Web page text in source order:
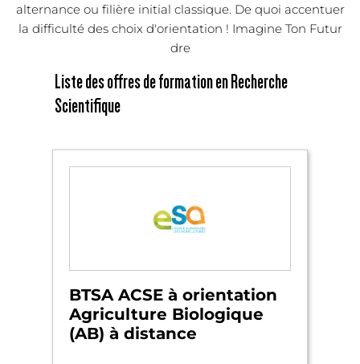
alternance ou filière initial classique. De quoi accentuer
la difficulté des choix d'orientation ! Imagine Ton Futur
dre
Liste des offres de formation en Recherche
Scientifique
BTSA ACSE à orientation
Agriculture Biologique
(AB) à distance